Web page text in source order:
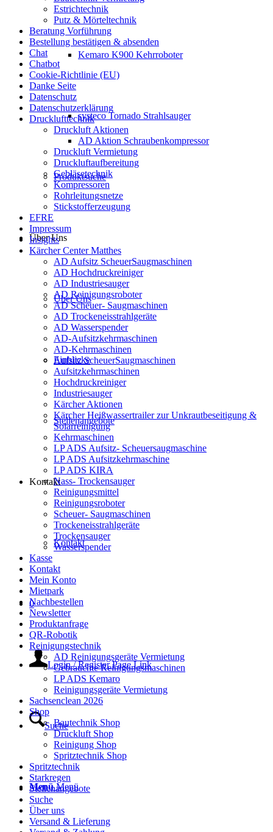
Kemaro K900 Kehrroboter
systeco Tornado Strahlsauger
Produktsuche
Über Uns
Über Uns
Einblicke
Stellenangebote
Kontakt
Kontakt
0
Login / Register Page Link
Suche
Menü Menü
Estrichtechnik
Putz & Mörteltechnik
Beratung Vorführung
Bestellung bestätigen & absenden
Chat
Chatbot
Cookie-Richtlinie (EU)
Danke Seite
Datenschutz
Datenschutzerklärung
Drucklufttechnik
Druckluft Aktionen
AD Aktion Schraubenkompressor
Druckluft Vermietung
Druckluftaufbereitung
Gebläsetechnik
Kompressoren
Rohrleitungsnetze
Stickstofferzeugung
EFRE
Impressum
Insights
Kärcher Center Matthes
AD Aufsitz ScheuerSaugmaschinen
AD Hochdruckreiniger
AD Industriesauger
AD Reinigungsroboter
AD Scheuer- Saugmaschinen
AD Trockeneisstrahlgeräte
AD Wasserspender
AD-Aufsitzkehrmaschinen
AD-Kehrmaschinen
Aufsitz ScheuerSaugmaschinen
Aufsitzkehrmaschinen
Hochdruckreiniger
Industriesauger
Kärcher Aktionen
Kärcher Heißwassertrailer zur Unkrautbeseitigung &
Solarreinigung
Kehrmaschinen
LP ADS Aufsitz- Scheuersaugmaschine
LP ADS Aufsitzkehrmaschine
LP ADS KIRA
Nass- Trockensauger
Reinigungsmittel
Reinigungsroboter
Scheuer- Saugmaschinen
Trockeneisstrahlgeräte
Trockensauger
Wasserspender
Kasse
Kontakt
Mein Konto
Mietpark
Nachbestellen
Newsletter
Produktanfrage
QR-Robotik
Reinigungstechnik
AD Reinigungsgeräte Vermietung
Gebrauchte Reinigungsmaschinen
LP ADS Kemaro
Reinigungsgeräte Vermietung
Sachsenclean 2026
Shop
Bautechnik Shop
Druckluft Shop
Reinigung Shop
Spritztechnik Shop
Spritztechnik
Starkregen
Stellenangebote
Suche
Über uns
Versand & Lieferung